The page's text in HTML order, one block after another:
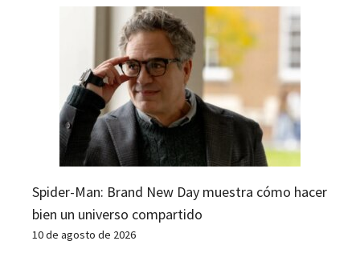
Spider-Man: Brand New Day muestra cómo hacer
bien un universo compartido
10 de agosto de 2026